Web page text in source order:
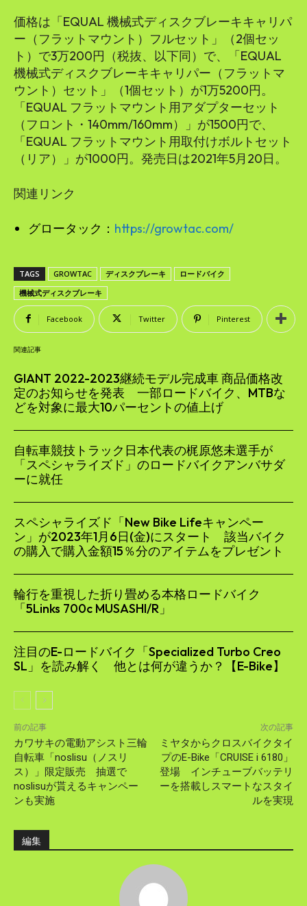
価格は「EQUAL 機械式ディスクブレーキキャリパ
ー（フラットマウント）フルセット」（2個セッ
ト）で3万200円（税抜、以下同）で、「EQUAL
機械式ディスクブレーキキャリパー（フラットマ
ウント）セット」（1個セット）が1万5200円。
「EQUAL フラットマウント用アダプターセット
（フロント・140mm/160mm）」が1500円で、
「EQUAL フラットマウント用取付けボルトセット
（リア）」が1000円。発売日は2021年5月20日。
関連リンク
グロータック： https://growtac.com/
TAGS GROWTAC ディスクブレーキ
ロードバイク
機械式ディスクブレーキ
Facebook Twitter Pinterest
関連記事
GIANT 2022-2023継続モデル完成車 商品価格改
定のお知らせを発表 一部ロードバイク、MTBな
どを対象に最大10パーセントの値上げ
自転車競技トラック日本代表の梶原悠未選手が
「スペシャライズド」のロードバイクアンバサダ
ーに就任
スペシャライズド「New Bike Lifeキャンペー
ン」が2023年1月6日(金)にスタート 該当バイク
の購入で購入金額15％分のアイテムをプレゼント
輪行を重視した折り畳める本格ロードバイク
「5Links 700c MUSASHI/R」
注目のE-ロードバイク「Specialized Turbo Creo
SL」を読み解く 他とは何が違うか？【E-Bike】
前の記事
カワサキの電動アシスト三輪
自転車「noslisu（ノスリ
ス）」限定販売 抽選で
noslisuが貰えるキャンペー
ンも実施
次の記事
ミヤタからクロスバイクタイ
プのE-Bike「CRUISE i 6180」
登場 インチューブバッテリ
ーを搭載しスマートなスタイ
ルを実現
編集